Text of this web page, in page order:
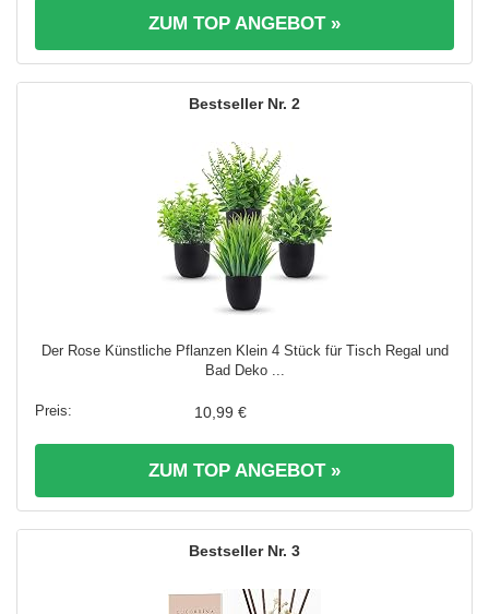
ZUM TOP ANGEBOT »
2
Der Rose Künstliche Pflanzen Klein 4 Stück für Tisch Regal und
Bad Deko ...
10,99 €
ZUM TOP ANGEBOT »
3